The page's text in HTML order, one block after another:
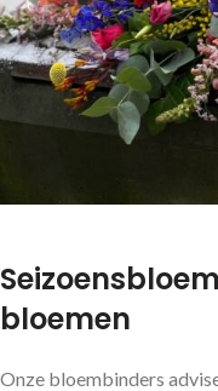
bloemen
Onze bloembinders